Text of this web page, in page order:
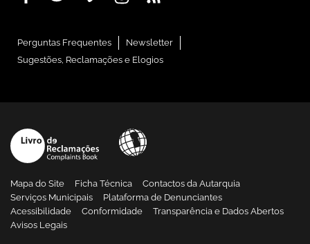
Perguntas Frequentes
Newsletter
Sugestões, Reclamações e Elogios
Mapa do Site Ficha Técnica
Contactos da Autarquia
Serviços Municipais
Plataforma de Denunciantes
Acessibilidade
Conformidade
Transparência e Dados Abertos
Avisos Legais